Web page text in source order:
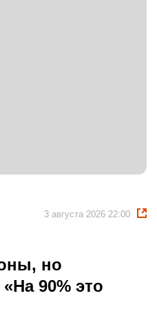
3 августа 2026 22:00
но
90% это